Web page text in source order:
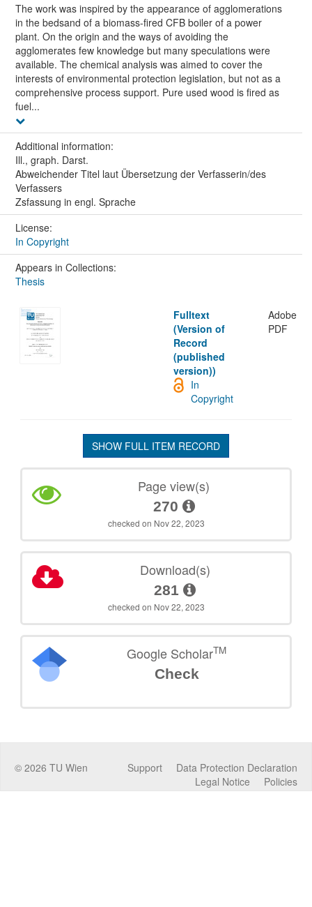
The work was inspired by the appearance of agglomerations
in the bedsand of a biomass-fired CFB boiler of a power
plant. On the origin and the ways of avoiding the
agglomerates few knowledge but many speculations were
available. The chemical analysis was aimed to cover the
interests of environmental protection legislation, but not as a
comprehensive process support. Pure used wood is fired as
fuel...
Additional information:
Ill., graph. Darst.
Abweichender Titel laut Übersetzung der Verfasserin/des
Verfassers
Zsfassung in engl. Sprache
License:
In Copyright
Appears in Collections:
Thesis
Fulltext
(Version of
Record
(published
version))
Adobe
PDF
In
Copyright
SHOW FULL ITEM RECORD
Page view(s)
270
checked on Nov 22, 2023
Download(s)
281
checked on Nov 22, 2023
Google ScholarTM
Check
© 2026 TU Wien Data Protection Declaration
Support
Policies
Legal Notice